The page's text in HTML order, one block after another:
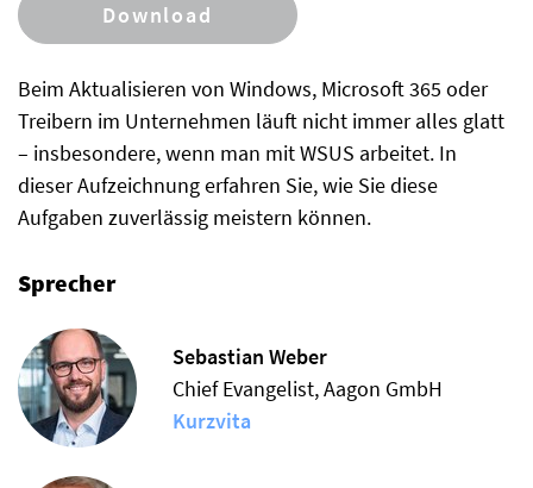
Beim Aktualisieren von Windows, Microsoft 365 oder
Treibern im Unternehmen läuft nicht immer alles glatt
– insbesondere, wenn man mit WSUS arbeitet. In
dieser Aufzeichnung erfahren Sie, wie Sie diese
Aufgaben zuverlässig meistern können.
Sprecher
Sebastian Weber
Chief Evangelist, Aagon GmbH
Kurzvita
Download